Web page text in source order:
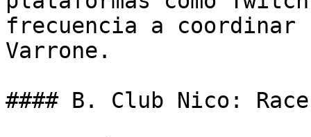
frecuencia a coordinar
Varrone.
#### B. Club Nico: